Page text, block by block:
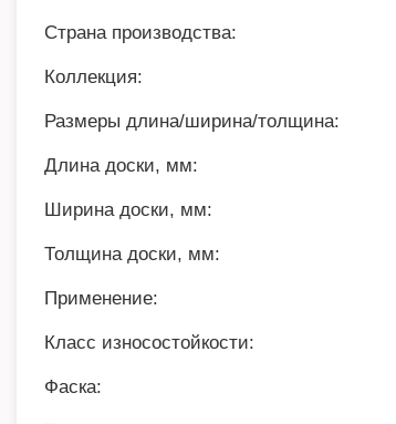
Страна производства:
Коллекция:
Размеры длина/ширина/толщина:
Длина доски, мм:
Ширина доски, мм:
Толщина доски, мм:
Применение:
Класс износостойкости:
Фаска: